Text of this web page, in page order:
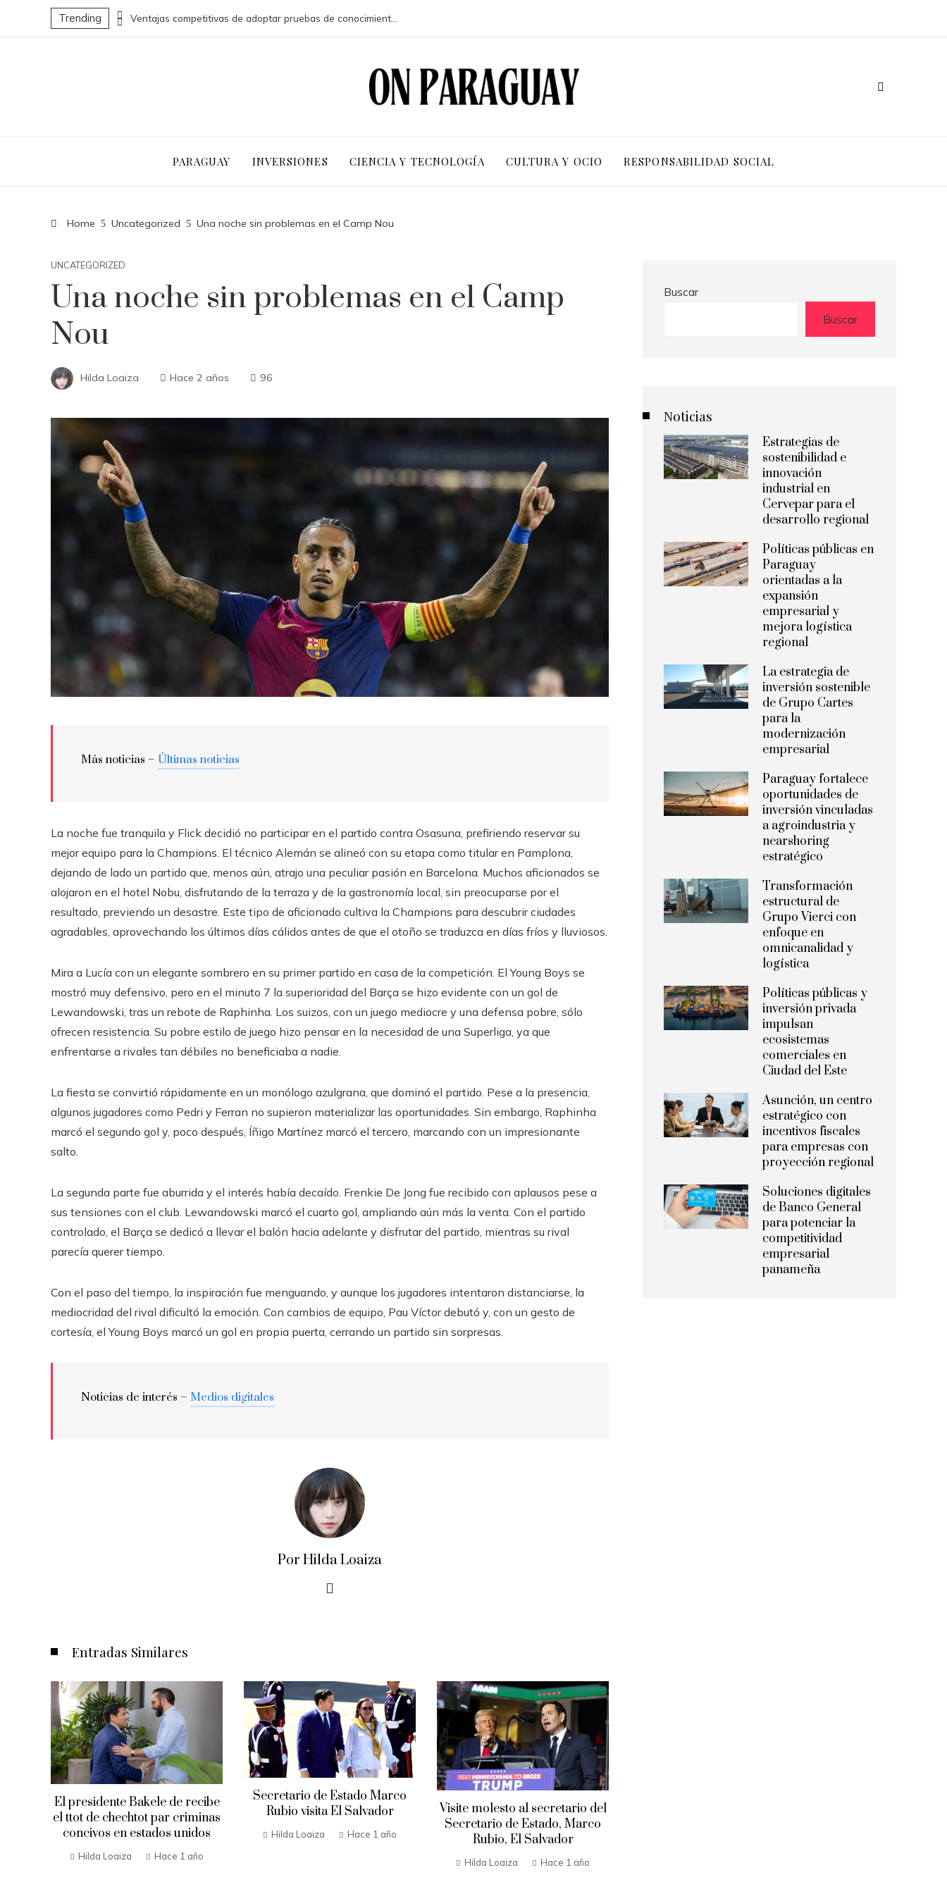
Trending Cómo la economía azul puede transformar la economía nacional de Belice
PARAGUAY INVERSIONES CIENCIA Y TECNOLOGÍA CULTURA Y OCIO RESPONSABILIDAD SOCIAL
Home Uncategorized Una noche sin problemas en el Camp Nou
UNCATEGORIZED
Una noche sin problemas en el Camp
Nou
Hilda Loaiza Hace 2 años 96
Más noticias – Últimas noticias
La noche fue tranquila y Flick decidió no participar en el partido contra Osasuna, prefiriendo reservar su
mejor equipo para la Champions. El técnico Alemán se alineó con su etapa como titular en Pamplona, ​​
dejando de lado un partido que, menos aún, atrajo una peculiar pasión en Barcelona. Muchos aficionados se
alojaron en el hotel Nobu, disfrutando de la terraza y de la gastronomía local, sin preocuparse por el
resultado, previendo un desastre. Este tipo de aficionado cultiva la Champions para descubrir ciudades
agradables, aprovechando los últimos días cálidos antes de que el otoño se traduzca en días fríos y lluviosos.
Mira a Lucía con un elegante sombrero en su primer partido en casa de la competición. El Young Boys se
mostró muy defensivo, pero en el minuto 7 la superioridad del Barça se hizo evidente con un gol de
Lewandowski, tras un rebote de Raphinha. Los suizos, con un juego mediocre y una defensa pobre, sólo
ofrecen resistencia. Su pobre estilo de juego hizo pensar en la necesidad de una Superliga, ya que
enfrentarse a rivales tan débiles no beneficiaba a nadie.
La fiesta se convirtió rápidamente en un monólogo azulgrana, que dominó el partido. Pese a la presencia,
algunos jugadores como Pedri y Ferran no supieron materializar las oportunidades. Sin embargo, Raphinha
marcó el segundo gol y, poco después, Íñigo Martínez marcó el tercero, marcando con un impresionante
salto.
La segunda parte fue aburrida y el interés había decaído. Frenkie De Jong fue recibido con aplausos pese a
sus tensiones con el club. Lewandowski marcó el cuarto gol, ampliando aún más la venta. Con el partido
controlado, el Barça se dedicó a llevar el balón hacia adelante y disfrutar del partido, mientras su rival
parecía querer tiempo.
Con el paso del tiempo, la inspiración fue menguando, y aunque los jugadores intentaron distanciarse, la
mediocridad del rival dificultó la emoción. Con cambios de equipo, Pau Víctor debutó y, con un gesto de
cortesía, el Young Boys marcó un gol en propia puerta, cerrando un partido sin sorpresas.
Noticias de interés – Medios digitales
Por Hilda Loaiza
Entradas Similares
El presidente Bakele de recibe
el ttot de chechtot par criminas
concivos en estados unidos
Hilda Loaiza Hace 1 año
Secretario de Estado Marco
Rubio visita El Salvador
Hilda Loaiza Hace 1 año
Visite molesto al secretario del
Secretario de Estado, Marco
Rubio, El Salvador
Hilda Loaiza Hace 1 año
Buscar
Buscar
Noticias
Estrategias de
sostenibilidad e
innovación
industrial en
Cervepar para el
desarrollo regional
Políticas públicas en
Paraguay
orientadas a la
expansión
empresarial y
mejora logística
regional
La estrategia de
inversión sostenible
de Grupo Cartes
para la
modernización
empresarial
Paraguay fortalece
oportunidades de
inversión vinculadas
a agroindustria y
nearshoring
estratégico
Transformación
estructural de
Grupo Vierci con
enfoque en
omnicanalidad y
logística
Políticas públicas y
inversión privada
impulsan
ecosistemas
comerciales en
Ciudad del Este
Asunción, un centro
estratégico con
incentivos fiscales
para empresas con
proyección regional
Soluciones digitales
de Banco General
para potenciar la
competitividad
empresarial
panameña